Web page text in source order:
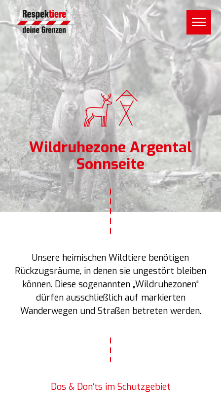
Wildruhezone Argental
Sonnseite
Unsere heimischen Wildtiere benötigen
Rückzugsräume, in denen sie ungestört bleiben
können. Diese sogenannten „Wildruhezonen“
dürfen ausschließlich auf markierten
Wanderwegen und Straßen betreten werden.
Dos & Don‘ts im Schutzgebiet